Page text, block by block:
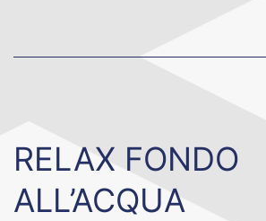
RELAX FONDO
ALL’ACQUA